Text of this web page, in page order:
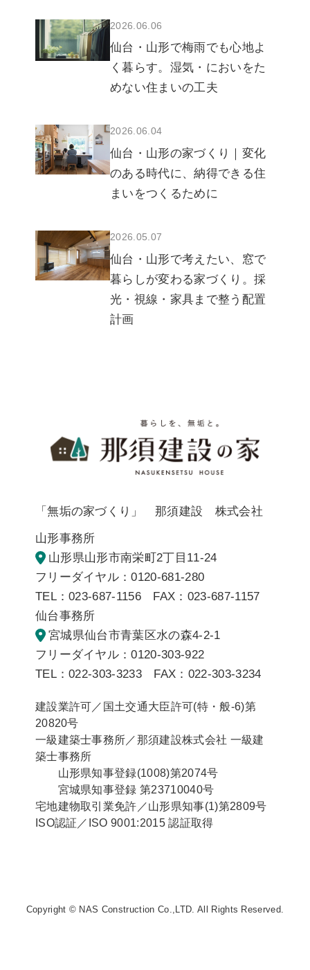
2026.06.06
仙台・山形で梅雨でも心地よ
く暮らす。湿気・においをた
めない住まいの工夫
2026.06.04
仙台・山形の家づくり｜変化
のある時代に、納得できる住
まいをつくるために
2026.05.07
仙台・山形で考えたい、窓で
暮らしが変わる家づくり。採
光・視線・家具まで整う配置
計画
「無垢の家づくり」 那須建設 株式会社
山形事務所
山形県山形市南栄町2丁目11-24
フリーダイヤル：0120-681-280
TEL：023-687-1156 FAX：023-687-1157
仙台事務所
宮城県仙台市青葉区水の森4-2-1
フリーダイヤル：0120-303-922
TEL：022-303-3233 FAX：022-303-3234
建設業許可／国土交通大臣許可(特・般-6)第
20820号
一級建築士事務所／那須建設株式会社 一級建
築士事務所
山形県知事登録(1008)第2074号
宮城県知事登録 第23710040号
宅地建物取引業免許／山形県知事(1)第2809号
ISO認証／ISO 9001:2015 認証取得
Copyright © NAS Construction Co.,LTD. All Rights Reserved.